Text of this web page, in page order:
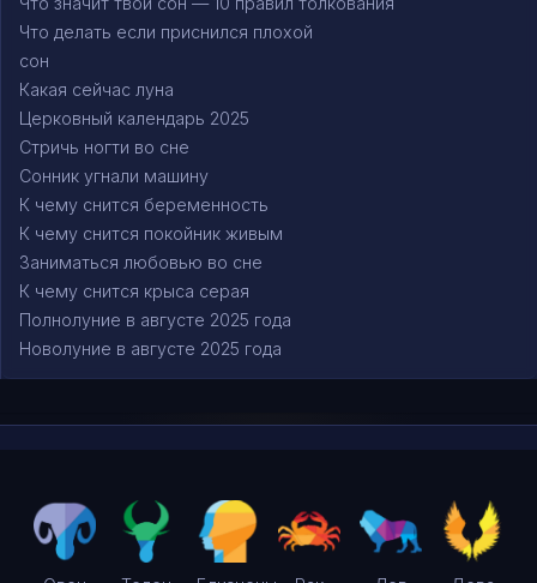
Что делать если приснился плохой
сон
Какая сейчас луна
Церковный календарь 2025
Стричь ногти во сне
Сонник угнали машину
К чему снится беременность
К чему снится покойник живым
Заниматься любовью во сне
К чему снится крыса серая
Полнолуние в августе 2025 года
Новолуние в августе 2025 года